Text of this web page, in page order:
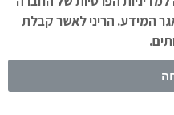
המידע. הריני לאשר קבלת